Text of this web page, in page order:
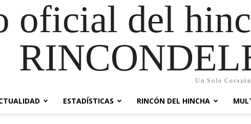
oficial del
Un Solo Corazón
ESTADÍSTICAS RINCÓN DEL HINCHA